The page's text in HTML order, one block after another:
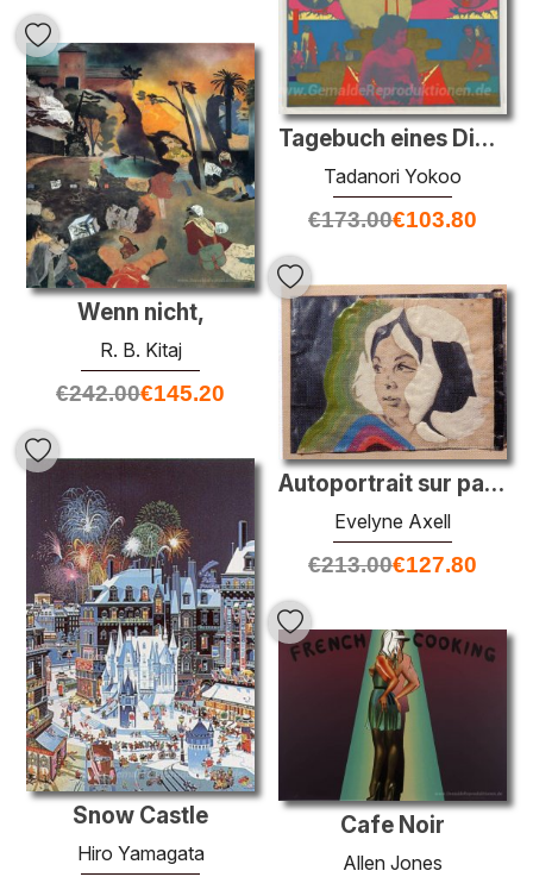
Tagebuch eines Diebes aus Shinjuku
Tadanori Yokoo
€173.00€103.80
Wenn nicht,
R. B. Kitaj
€242.00€145.20
Autoportrait sur papier d'argent
Evelyne Axell
€213.00€127.80
Snow Castle
Hiro Yamagata
Cafe Noir
Allen Jones